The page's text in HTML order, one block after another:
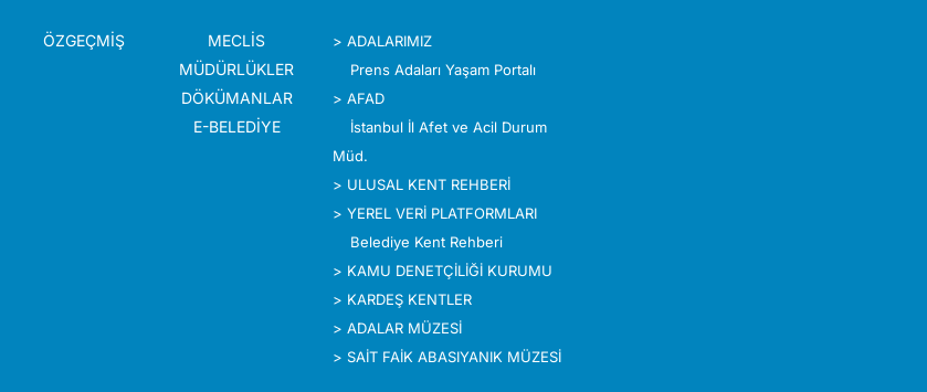
ÖZGEÇMİŞ
MECLİS
MÜDÜRLÜKLER
DÖKÜMANLAR
E-BELEDİYE
>ADALARIMIZ
Prens Adaları Yaşam Portalı
>AFAD
İstanbul İl Afet ve Acil Durum
Müd.
> ULUSAL KENT REHBERİ
>YEREL VERİ PLATFORMLARI
Belediye Kent Rehberi
> KAMU DENETÇİLİĞİ KURUMU
> KARDEŞ KENTLER
>ADALAR MÜZESİ
>SAİT FAİK ABASIYANIK MÜZESİ